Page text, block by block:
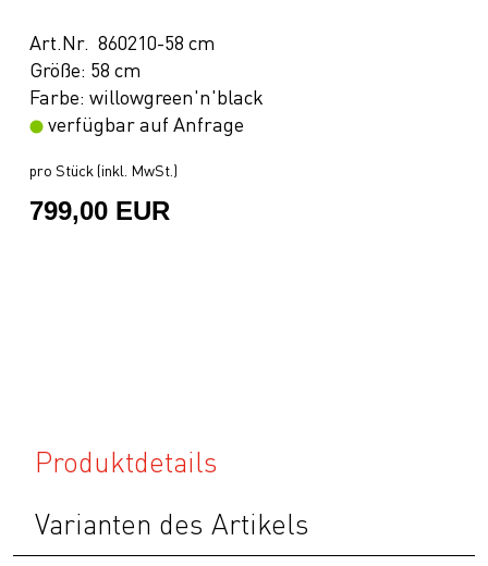
Art.Nr. 860210-58 cm
Größe: 58 cm
Farbe: willowgreen'n'black
verfügbar auf Anfrage
pro Stück (inkl. MwSt.)
799,00 EUR
Produktdetails
Varianten des Artikels